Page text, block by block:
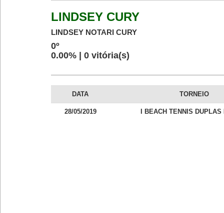
LINDSEY CURY
LINDSEY NOTARI CURY
0º
0.00% | 0 vitória(s)
DATA TORNEIO
28/05/2019 I BEACH TENNIS DUPLAS